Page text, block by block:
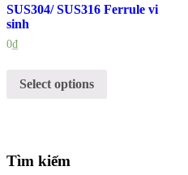
SUS304/ SUS316 Ferrule vi
sinh
0₫
Select options
Tìm kiếm